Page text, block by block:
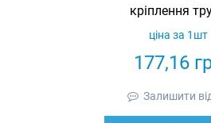
кріплення
63 мм,
177,16
ціна за 1шт
Залишити